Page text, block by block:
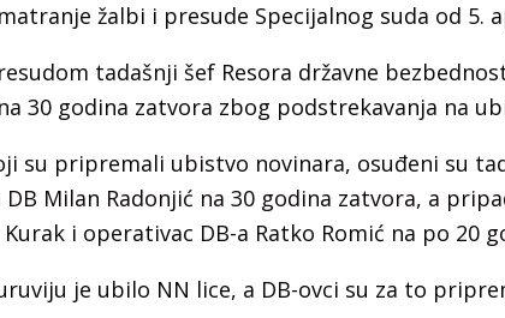
žalbi i presude Specijalnog suda od 5.
tadašnji šef Resora državne
30 godina zatvora zbog podstrekavanja na
su pripremali ubistvo novinara, osuđeni su
Milan Radonjić na 30 godina zatvora, a
i operativac DB-a Ratko Romić na po 20
je ubilo NN lice, a DB-ovci su za to